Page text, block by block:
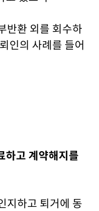
반환 외를 회수하
인의 사례를 들어
하고 계약해지를
지하고 퇴거에 동